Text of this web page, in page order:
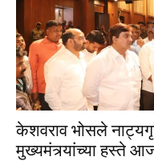
केशवराव भोसले
मुख्यमंत्र्यांच्या हस्ते